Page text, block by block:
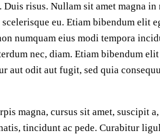
risus. Nullam sit amet magna
eu. Etiam bibendum elit
numquam eius modi tempora
nec, diam. Etiam bibendum
aut odit aut fugit, sed quia
magna, cursus sit amet, suscipit
tincidunt ac pede. Curabitur